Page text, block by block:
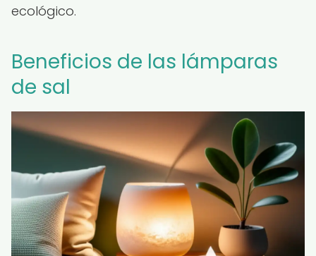
ecológico.
Beneficios de las lámparas
de sal